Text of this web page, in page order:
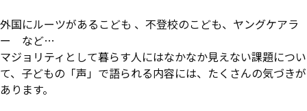
外国にルーツがあるこども 、不登校のこども、ヤングケアラ
ー など…
マジョリティとして暮らす人にはなかなか見えない課題につい
て、子どもの「声」で語られる内容には、たくさんの気づきが
あります。